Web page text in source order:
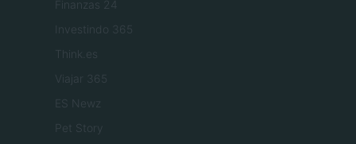
Finanzas 24
Investindo 365
Think.es
Viajar 365
ES Newz
Pet Story